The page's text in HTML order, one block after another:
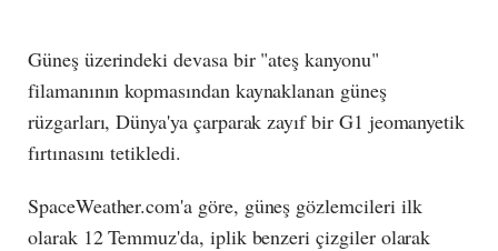
Güneş üzerindeki devasa bir "ateş kanyonu"
filamanının kopmasından kaynaklanan güneş
rüzgarları, Dünya'ya çarparak zayıf bir G1 jeomanyetik
fırtınasını tetikledi.
SpaceWeather.com'a göre, güneş gözlemcileri ilk
olarak 12 Temmuz'da, iplik benzeri çizgiler olarak